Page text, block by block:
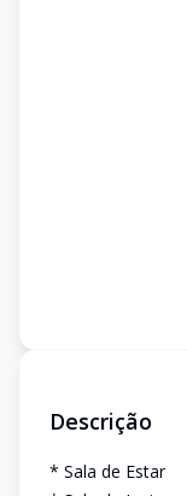
Descrição
* Sala de Estar